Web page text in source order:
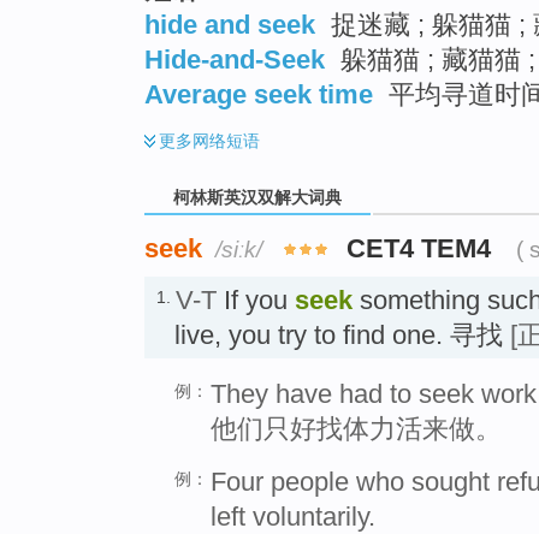
hide and seek 捉迷藏 ; 躲猫猫 ;
Hide-and-Seek 躲猫猫 ; 藏猫猫
Average seek time 平均寻道时
更多网络短语
柯林斯英汉双解大词典
seek /siːk/ CET4 TEM4 (
1. V-T If you seek something
live, you try to find one. 寻找 [
例： They have had to seek
他们只好找体力活来做。
例： Four people who sought
left voluntarily.